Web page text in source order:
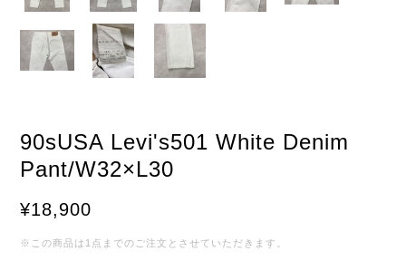
90sUSA Levi's501 White Denim
Pant/W32×L30
¥18,900
※この商品は1点までのご注文とさせていただきます。